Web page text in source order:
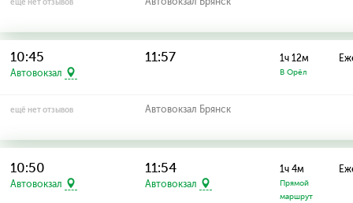
ещё нет отзывов
10:45
Автовокзал
11:57 1ч 12м
В Орёл
ещё нет отзывов Автовокзал Брянск
10:50
Автовокзал
11:54
Автовокзал
1ч 4м
Прямой
маршрут